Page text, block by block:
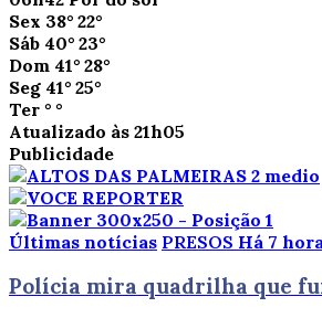
Sex 38° 22°
Sáb 40° 23°
Dom 41° 28°
Seg 41° 25°
Ter ° °
Atualizado às 21h05
Publicidade
Últimas notícias PRESOS Há 7
Polícia mira quadrilha que